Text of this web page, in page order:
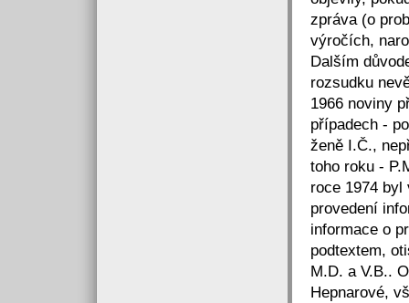
zpráva (o
výročích,
Dalším
rozsudku
1966 noviny
případech -
ženě I.Č.,
toho roku -
roce 1974
provedení
informace o
podtextem,
M.D. a V.B..
Hepnarové,